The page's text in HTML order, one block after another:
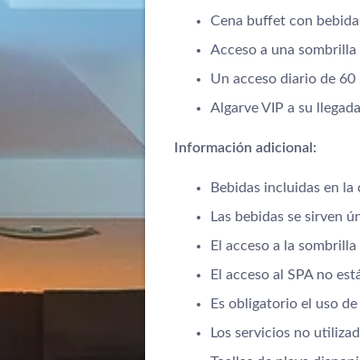
Cena buffet con
Acceso a una
Un acceso diario de
Algarve VIP a su
Información adicional:
Bebidas incluidas en
Las bebidas se sirven
El acceso a la
El acceso al SPA no
Es obligatorio el uso
Los servicios no